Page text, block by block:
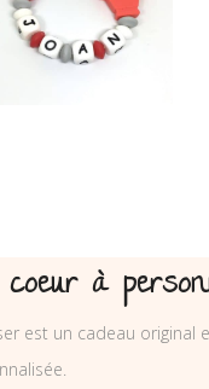
à
est un cadeau